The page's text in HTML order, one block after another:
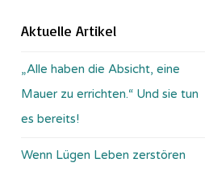
Aktuelle Artikel
„Alle haben die Absicht, eine
Mauer zu errichten.“ Und sie tun
es bereits!
Wenn Lügen Leben zerstören